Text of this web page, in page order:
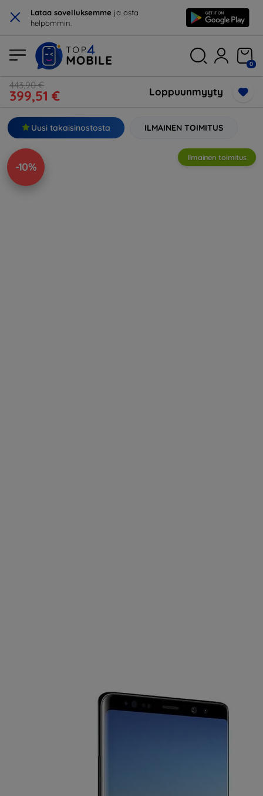
× Lataa sovelluksemme ja osta
helpommin.
0
443,90 €
399,51 € Loppuunmyyty
Uusi takaisinostosta ILMAINEN TOIMITUS
-10%
Ilmainen toimitus